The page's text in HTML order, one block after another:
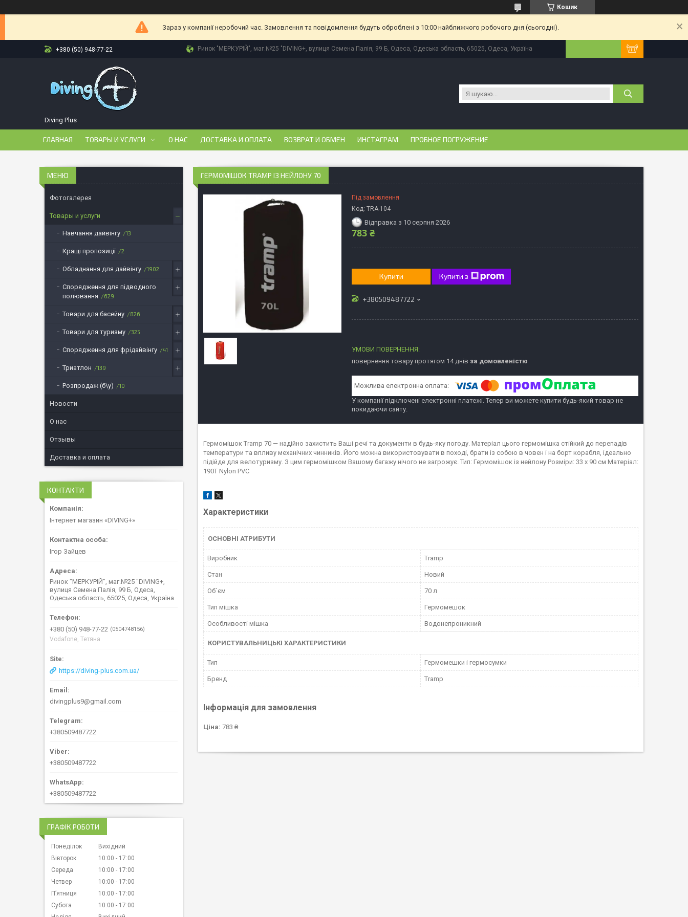
Кошик
Зараз у компанії неробочий час. Замовлення та повідомлення будуть оброблені з 10:00 найближчого робочого дня (сьогодні).
+380 (50) 948-77-22 Ринок "МЕРКУРІЙ", маг.№25 "DIVING+, вулиця Семена Палія, 99 Б, Одеса, Одеська область, 65025, Одеса, Україна
Diving Plus
ГЛАВНАЯ ТОВАРЫ И УСЛУГИ О НАС ДОСТАВКА И ОПЛАТА ВОЗВРАТ И ОБМЕН ИНСТАГРАМ ПРОБНОЕ ПОГРУЖЕНИЕ
ГЕРМОМІШОК TRAMP ІЗ НЕЙЛОНУ 70
Під замовлення
Код: TRA-104
Відправка з 10 серпня 2026
783 ₴
Купити Купити з
+380509487722
повернення товару протягом 14 днів за домовленістю
У компанії підключені електронні платежі. Тепер ви можете купити будь-який товар не
покидаючи сайту.
Гермомішок Tramp 70 — надійно захистить Ваші речі та документи в будь-яку погоду. Матеріал цього гермомішка стійкий до перепадів
температури та впливу механічних чинників. Його можна використовувати в поході, брати із собою в човен і на борт корабля, ідеально
підійде для велотуризму. З цим гермомішком Вашому багажу нічого не загрожує. Тип: Гермомішок із нейлону Розміри: 33 х 90 см Матеріал:
190T Nylon PVC
Характеристики
ОСНОВНІ АТРИБУТИ
Виробник Tramp
Стан Новий
Об`єм 70 л
Тип мішка Гермомешок
Особливості мішка Водонепроникний
КОРИСТУВАЛЬНИЦЬКІ ХАРАКТЕРИСТИКИ
Тип Гермомешки і гермосумки
Бренд Tramp
Інформація для замовлення
Ціна: 783 ₴
Фотогалерея
Товары и услуги
Навчання дайвінгу 13
Кращі пропозиції 2
Обладнання для дайвінгу 1902
Спорядження для підводного
полювання
629
Товари для басейну 826
Товари для туризму 325
Спорядження для фрідайвінгу 41
Триатлон 139
Розпродаж (б\у) 10
Новости
О нас
Отзывы
Доставка и оплата
КОНТАКТИ
Інтернет магазин «DIVING+»
Ігор Зайцев
Ринок "МЕРКУРІЙ", маг.№25 "DIVING+,
вулиця Семена Палія, 99 Б, Одеса,
Одеська область, 65025, Одеса, Україна
+380 (50) 948-77-22 0504748156
Vodafone, Тетяна
https://diving-plus.com.ua/
divingplus9@gmail.com
+380509487722
+380509487722
+380509487722
ГРАФІК РОБОТИ
Понеділок
Вихідний
Вівторок
10:00
17:00
Середа
10:00
17:00
Четвер
10:00
17:00
Пʼятниця
10:00
17:00
Субота
10:00
17:00